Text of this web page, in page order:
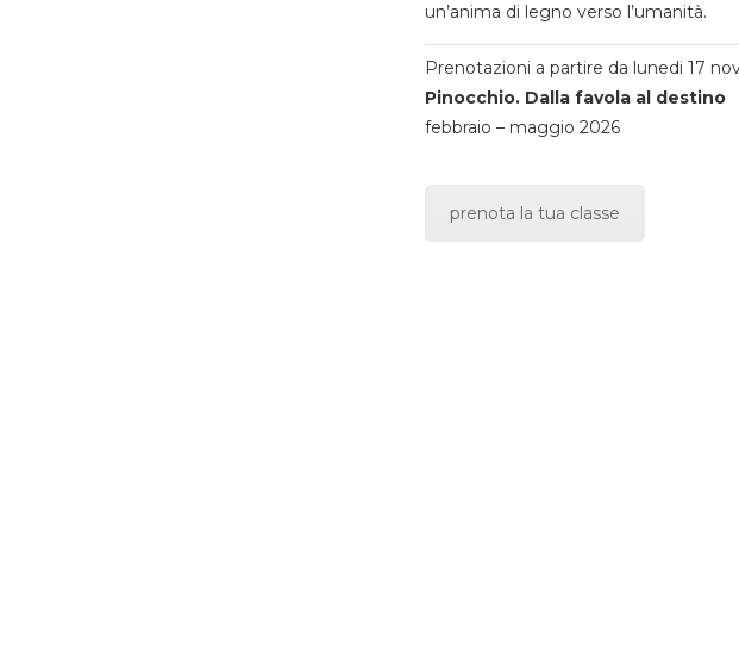
un’anima di legno verso l’umanità.
Prenotazioni a partire da lunedi 17
Pinocchio. Dalla favola al destino
febbraio – maggio 2026
prenota la tua classe